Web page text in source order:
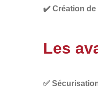
✔️ Création de
Les
✅